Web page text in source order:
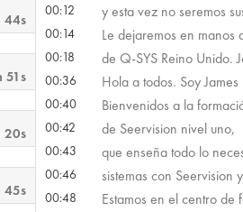
44s
51s
20s
45s
00:12 y esta vez no seremos
00:14 Le dejaremos en manos
00:18 de Q-SYS Reino Unido.
00:36 Hola a todos. Soy
00:40 Bienvenidos a la
00:42 de Seervision nivel uno,
00:43 que enseña todo lo
00:46 sistemas con Seervision
00:48 Estamos en el centro de